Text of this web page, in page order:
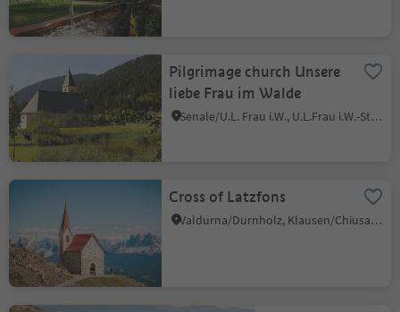
Pilgrimage church Unsere
liebe Frau im Walde
Senale/U.L. Frau i.W., U.L.Frau i.W.-St. Felix/Senale-S.Felice, Meran/Merano and environs
Cross of Latzfons
Valdurna/Durnholz, Klausen/Chiusa, Brixen/Bressanone and environs